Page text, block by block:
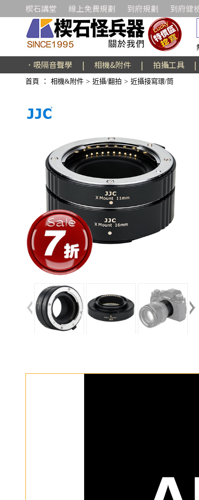
楔石講堂 線上免費規劃 到府規劃 到府健
．吸隔音聲學 | 相機&附件 | 拍攝工具 |
首頁 ： 相機&附件 > 近攝/翻拍 > 近攝接寫環/筒